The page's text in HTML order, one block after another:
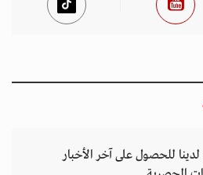
للحصول على آخر الأخبار